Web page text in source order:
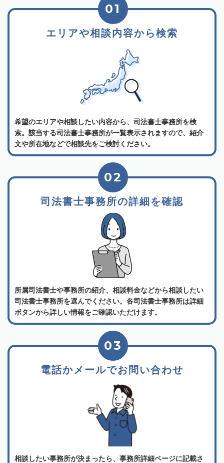
エリアや相談内容から検索
01
希望のエリアや相談したい内容から、司法書士事務所を検
索。該当する司法書士事務所が一覧表示されますので、紹介
文や所在地などで相談先をご検討ください。
司法書士事務所の詳細を確認
02
所属司法書士や事務所の紹介、相談料金などから相談したい
司法書士事務所を選んでください。各司法書士事務所は詳細
ボタンから詳しい情報をご確認いただけます。
電話かメールでお問い合わせ
03
相談したい事務所が決まったら、事務所詳細ページに記載さ